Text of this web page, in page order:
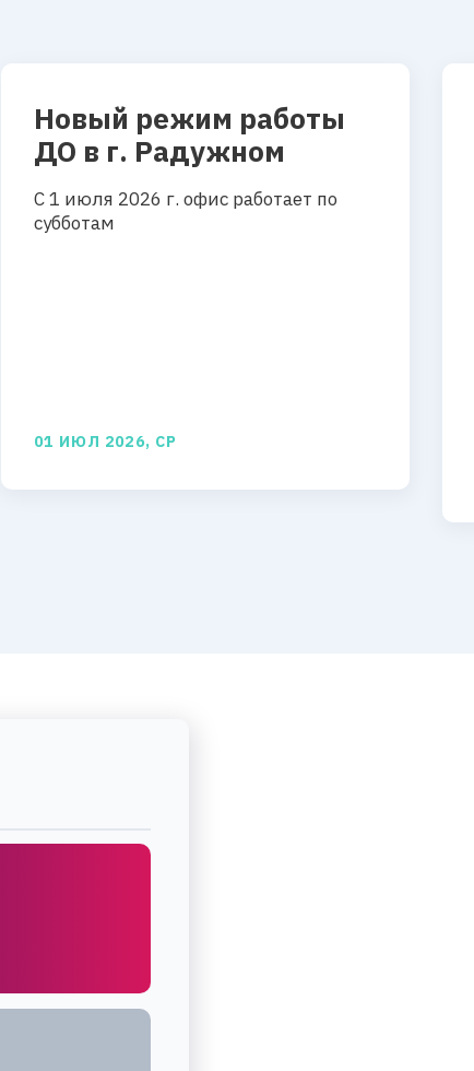
Новый режим работы
ДО в г. Радужном
С 1 июля 2026 г. офис работает по
субботам
01 ИЮЛ 2026, СР